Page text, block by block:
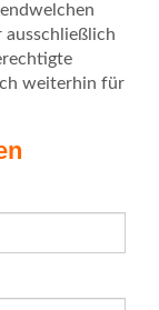
ausschließlich
weiterhin für